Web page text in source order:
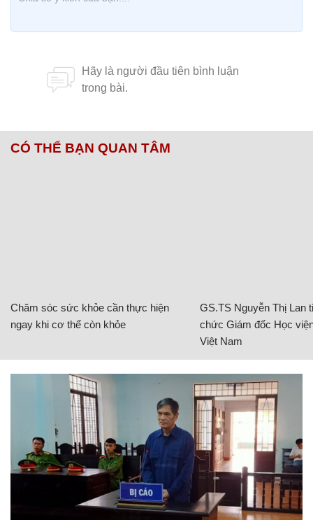
CÓ THỂ BẠN QUAN TÂM
Chăm sóc sức khỏe cần thực hiện
ngay khi cơ thể còn khỏe
GS.TS Nguyễn Thị Lan
chức Giám đốc Học
Việt Nam